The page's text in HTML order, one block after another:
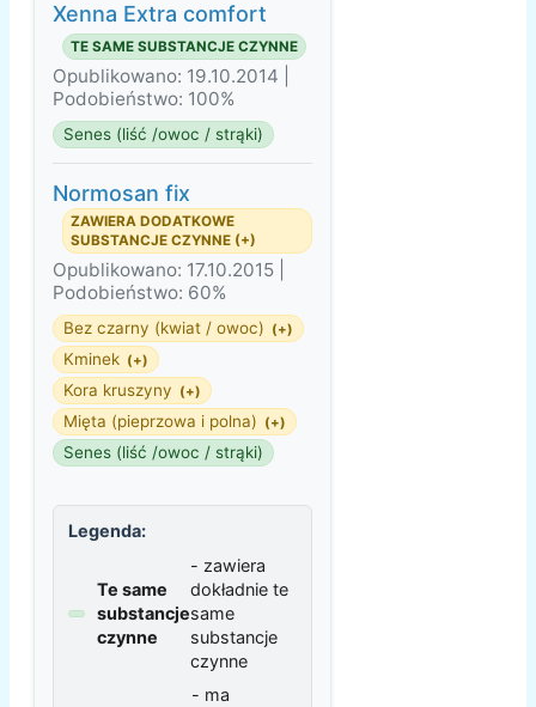
Xenna Extra comfort
TE SAME SUBSTANCJE CZYNNE
Opublikowano: 19.10.2014 |
Podobieństwo: 100%
Senes (liść /owoc / strąki)
Normosan fix
ZAWIERA DODATKOWE
SUBSTANCJE CZYNNE (+)
Opublikowano: 17.10.2015 |
Podobieństwo: 60%
Bez czarny (kwiat / owoc) (+)
Kminek (+)
Kora kruszyny (+)
Mięta (pieprzowa i polna) (+)
Senes (liść /owoc / strąki)
Legenda:
Te same
substancje
czynne
- zawiera
dokładnie te
same
substancje
czynne
- ma